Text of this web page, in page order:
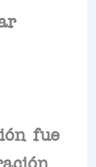
fue